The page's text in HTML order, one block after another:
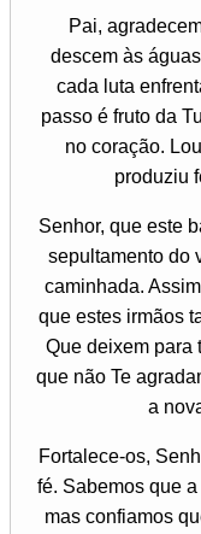
Pai,
descem às
cada luta
passo é fruto da
no coração.
produziu
Senhor, que este
sepultamento do
caminhada.
que estes irmãos
Que deixem para
que não Te
a
Fortalece-os,
fé. Sabemos que
mas confiamos